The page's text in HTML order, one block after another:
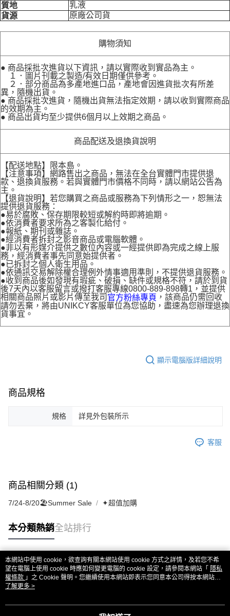
質地
乳液
貨源
原廠公司貨
購物須知
● 商品採批次進貨以下資訊，請以實際收到實品為主。
１．圖片刊載之製造/有效日期僅供參考。
２．部分商品為多產地進口品，產地會因進貨批次有所差
異，隨機出貨。
● 商品採批次進貨，隨機出貨無法指定效期，請以收到實際商品
的效期為主。
● 商品出貨均至少提供6個月以上效期之商品。
商品配送及退換貨說明
【配送地點】限本島。
【注意事項】網路售出之商品，無法在全台實體門市提供退
款、退換貨服務。若與實體門市價格不同時，請以網站公告為
主。
【退貨說明】若您購買之商品或服務為下列情形之一，恕無法
提供退貨服務：
●易於腐敗、保存期限較短或解約時即將逾期。
●依消費者要求所為之客製化給付。
●報紙、期刊或雜誌。
●經消費者拆封之影音商品或電腦軟體。
●非以有形媒介提供之數位內容或一經提供即為完成之線上服
務，經消費者事先同意始提供者。
●已拆封之個人衛生用品。
●依通訊交易解除權合理例外情事適用準則，不提供退貨服務。
●收到商品後如發現有瑕疵、破損、缺件或規格不符，請於到貨
後7天內以客服留言或撥打客服專線0800-889-898轉1，並提供
相關商品照片或影片傳至我司 官方粉絲專頁 ，該商品仍需回收
請勿丟棄，將由UNIKCY客服單位為您協助，盡速為您辦理退換
貨事宜。
顯示電腦版詳細說明
商品規格
規格 詳見外包裝所示
客服
商品相關分類 (1)
7/24-8/20🏖️Summer Sale ✦超值加購
本分類熱銷全站排行
熱門標籤
本網站中使用 cookie，欲查詢有關本網站使用 cookie 方式之詳情，及若您不希
望在電腦上使用 cookie 時應如何變更電腦的 cookie 設定，請參閱本網站「 隱私
權條款 」之 Cookie 聲明。您繼續使用本網站即表示您同意本公司得按本網站使
用條款之 Cookie 聲明使用 cookie。
了解更多 >